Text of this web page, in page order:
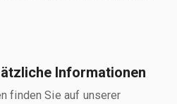
Informationen
finden Sie auf unserer